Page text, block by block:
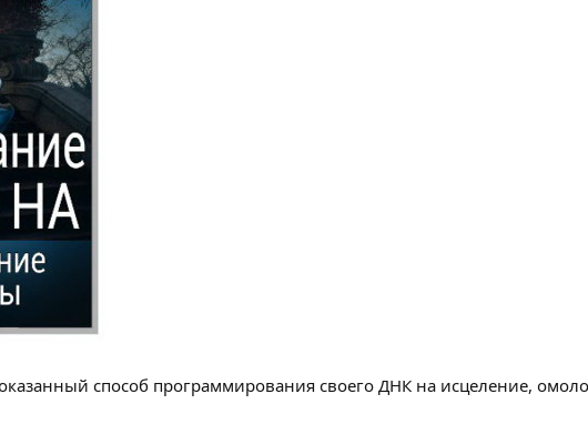
способ программирования своего ДНК на исцеление,